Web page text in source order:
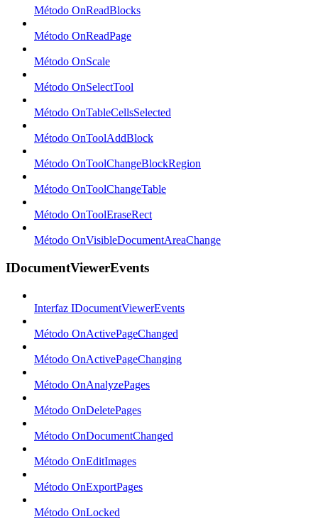
Método OnReadBlocks
Método OnReadPage
Método OnScale
Método OnSelectTool
Método OnTableCellsSelected
Método OnToolAddBlock
Método OnToolChangeBlockRegion
Método OnToolChangeTable
Método OnToolEraseRect
Método OnVisibleDocumentAreaChange
IDocumentViewerEvents
Interfaz IDocumentViewerEvents
Método OnActivePageChanged
Método OnActivePageChanging
Método OnAnalyzePages
Método OnDeletePages
Método OnDocumentChanged
Método OnEditImages
Método OnExportPages
Método OnLocked